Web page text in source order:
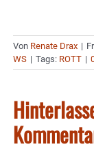
Von Renate Drax |
WS | Tags: ROTT |